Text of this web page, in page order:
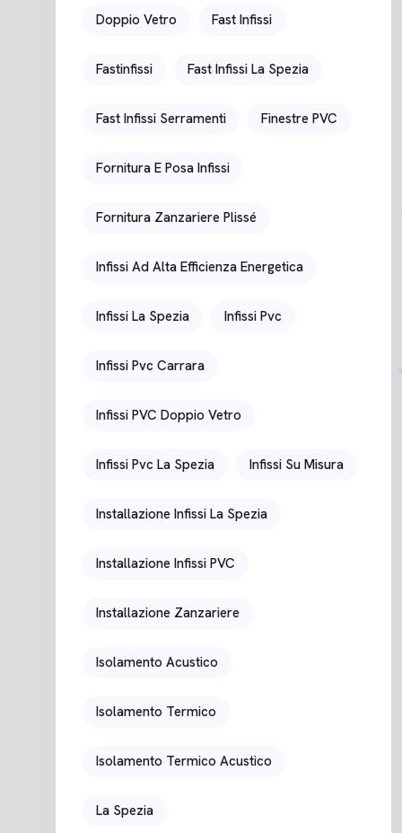
Doppio Vetro Fast Infissi
Fastinfissi Fast Infissi La Spezia
Fast Infissi Serramenti Finestre PVC
Fornitura E Posa Infissi
Fornitura Zanzariere Plissé
Infissi Ad Alta Efficienza Energetica
Infissi La Spezia Infissi Pvc
Infissi Pvc Carrara
Infissi PVC Doppio Vetro
Infissi Pvc La Spezia Infissi Su Misura
Installazione Infissi La Spezia
Installazione Infissi PVC
Installazione Zanzariere
Isolamento Acustico
Isolamento Termico
Isolamento Termico Acustico
La Spezia